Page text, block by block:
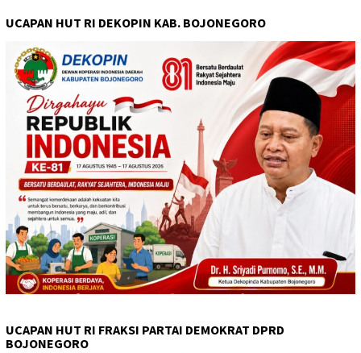
UCAPAN HUT RI DEKOPIN KAB. BOJONEGORO
UCAPAN HUT RI FRAKSI PARTAI DEMOKRAT DPRD
BOJONEGORO